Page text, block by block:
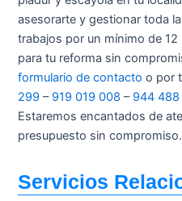
asesorarte y gestionar toda
trabajos por un mínimo de
para tu reforma sin
formulario de contacto o por
299 – 919 019 008 – 944 488
Estaremos encantados de
presupuesto sin compromiso.
Servicios